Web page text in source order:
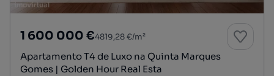
1 600 000 €4819,28 €/m²
Apartamento T4 de Luxo na Quinta Marques
Gomes | Golden Hour Real Esta